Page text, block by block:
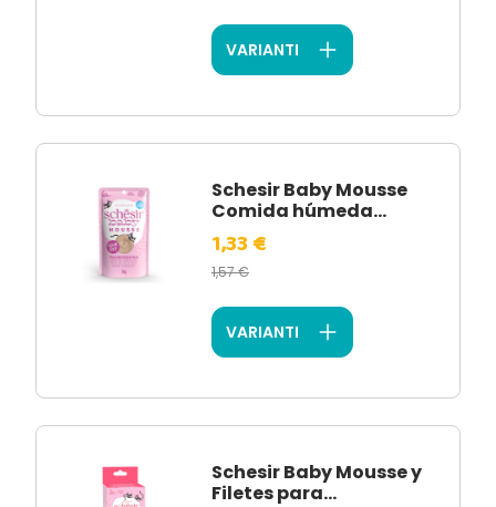
VARIANTI
Schesir Baby Mousse
Comida húmeda...
1,33 €
1,57 €
VARIANTI
Schesir Baby Mousse y
Filetes para...